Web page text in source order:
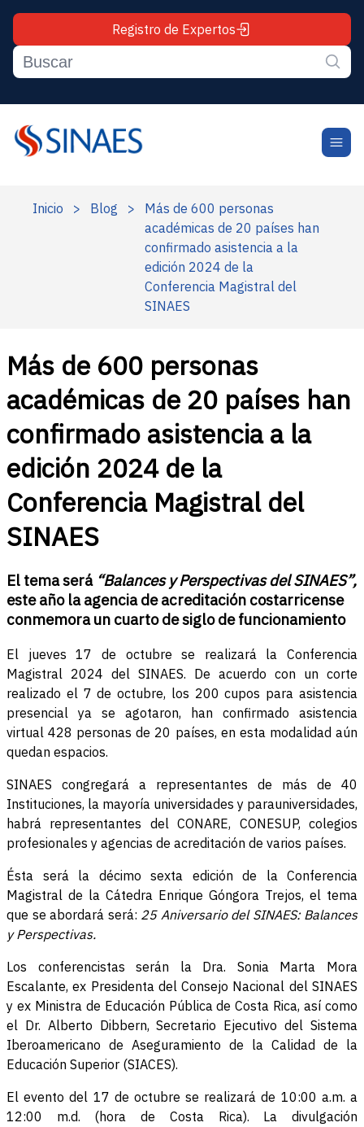
Registro de Expertos
Inicio > Blog >
Más de 600 personas
académicas de 20 países han
confirmado asistencia a la
edición 2024 de la
Conferencia Magistral del
SINAES
Más de 600 personas
académicas de 20 países han
confirmado asistencia a la
edición 2024 de la
Conferencia Magistral del
SINAES
El tema será “Balances y Perspectivas del SINAES”,
este año la agencia de acreditación costarricense
conmemora un cuarto de siglo de funcionamiento
El jueves 17 de octubre se realizará la Conferencia
Magistral 2024 del SINAES. De acuerdo con un corte
realizado el 7 de octubre, los 200 cupos para asistencia
presencial ya se agotaron, han confirmado asistencia
virtual 428 personas de 20 países, en esta modalidad aún
quedan espacios.
SINAES congregará a representantes de más de 40
Instituciones, la mayoría universidades y parauniversidades,
habrá representantes del CONARE, CONESUP, colegios
profesionales y agencias de acreditación de varios países.
Ésta será la décimo sexta edición de la Conferencia
Magistral de la Cátedra Enrique Góngora Trejos, el tema
que se abordará será: 25 Aniversario del SINAES: Balances
y Perspectivas.
Los conferencistas serán la Dra. Sonia Marta Mora
Escalante, ex Presidenta del Consejo Nacional del SINAES
y ex Ministra de Educación Pública de Costa Rica, así como
el Dr. Alberto Dibbern, Secretario Ejecutivo del Sistema
Iberoamericano de Aseguramiento de la Calidad de la
Educación Superior (SIACES).
El evento del 17 de octubre se realizará de 10:00 a.m. a
12:00 m.d. (hora de Costa Rica). La divulgación